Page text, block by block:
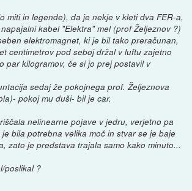
miti in legende), da je nekje v kleti dva FER-a,
kabel "Elektra" mel (prof Željeznov ?)
elektromagnet, ki je bil tako preračunan,
centimetrov pod seboj držal v luftu zajetno
par kilogramov, če si jo prej postavil v
sedaj že pokojnega prof. Željeznova
pokoj mu duši- bil je car.
nelinearne pojave v jedru, verjetno pa
bila potrebna velika moč in stvar se je baje
zato je predstava trajala samo kako minuto...
poslikal ?